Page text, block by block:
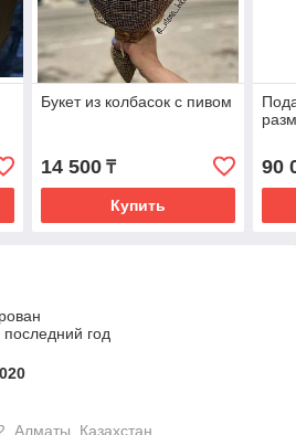
Букет из колбасок с пивом
14 500₸
Купить
90
год
Алматы, Казахстан